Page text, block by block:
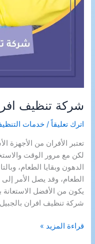
شركة تنظيف
اترك تعليقاً /خدمات
تعتبر الأفران من الأجهزة
لكن مع مرور الوقت
الدهون وبقايا الطعام،
الطعام، وقد يصل الأمر
يكون من الأفضل
شركة تنظيف افران
شركة
قراءة المزيد »